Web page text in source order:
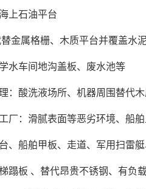
石油平台
属格栅、木质平台并覆盖水
车间地沟盖板、废水池等
酸洗液场所、机器周围替代木
：滑腻表面等恶劣环境、船
船舶甲板、走道、军用扫雷艇
板 、替代昂贵不锈钢、有负